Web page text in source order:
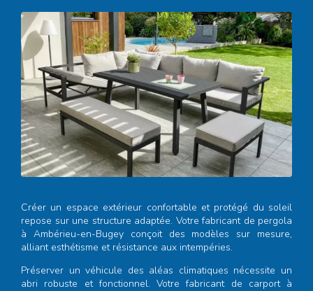
Créer un espace extérieur confortable et protégé du soleil
repose sur une structure adaptée. Votrefabricant de pergola
à Ambérieu-en-Bugeyconçoit des modèles sur mesure,
alliant esthétisme et résistance aux intempéries.
Préserver un véhicule des aléas climatiques nécessite un
abri robuste et fonctionnel. Votrefabricant de carport à